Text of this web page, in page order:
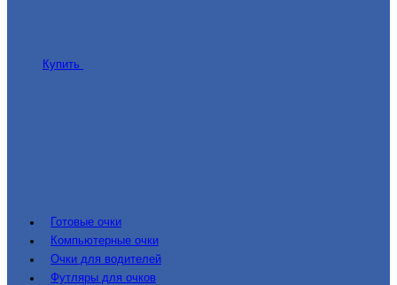
Купить
Готовые очки
Компьютерные очки
Очки для водителей
Футляры для очков